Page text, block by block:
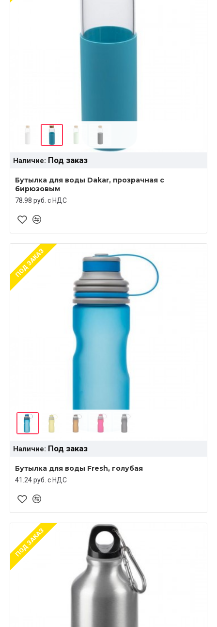
Наличие: Под заказ
Бутылка для воды Dakar, прозрачная с
бирюзовым
78.98 руб. c НДС
ПОД ЗАКАЗ
Наличие: Под заказ
Бутылка для воды Fresh, голубая
41.24 руб. c НДС
ПОД ЗАКАЗ